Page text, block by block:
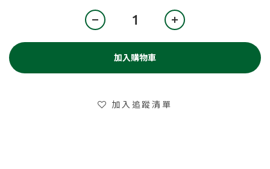
加入購物車
加入追蹤清單